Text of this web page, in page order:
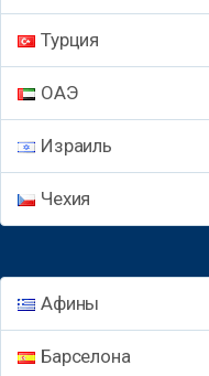
Турция
ОАЭ
Израиль
Чехия
Афины
Барселона